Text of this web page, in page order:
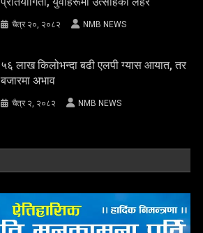
चैत्र २०, २०८२ NMB NEWS
५६ लाख किलोभन्दा बढी एलपी ग्यास आयात, तर
बजारमा अभाव
चैत्र २, २०८२ NMB NEWS